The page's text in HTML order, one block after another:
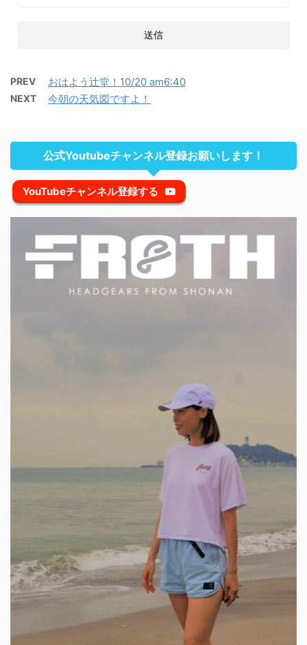
PREV おはよう辻堂！10/20 am6:40
NEXT 今朝の天気図ですよ！
公式Youtubeチャンネル登録お願いします！
YouTubeチャンネル登録する